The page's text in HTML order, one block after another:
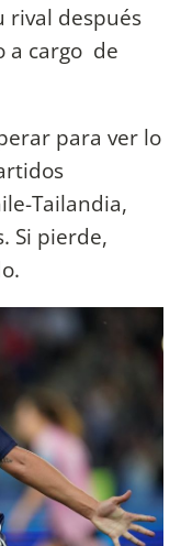
rival después
a cargo de
para ver lo
Tailandia,
Si pierde,